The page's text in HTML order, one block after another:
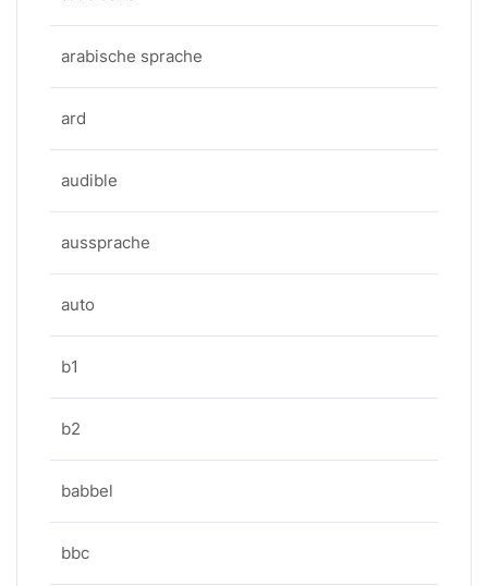
arabische sprache
ard
audible
aussprache
auto
b1
b2
babbel
bbc